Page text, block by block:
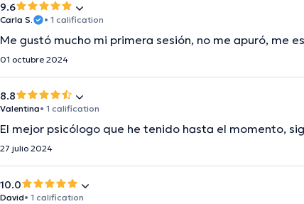
9.6
Carla S. • 1 calification
Me gustó mucho mi primera sesión, no me apuró, me
01 octubre 2024
8.8
Valentina• 1 calification
El mejor psicólogo que he tenido hasta el momento,
27 julio 2024
10.0
David• 1 calification